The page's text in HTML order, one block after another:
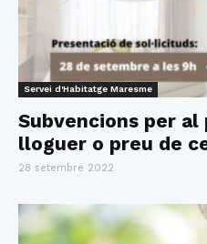
Servei d'Habitatge Maresme
Subvencions per
lloguer o preu de
28 setembre 2022